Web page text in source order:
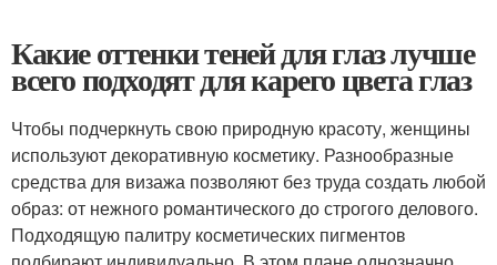
Какие оттенки теней для глаз лучше
всего подходят для карего цвета глаз
Чтобы подчеркнуть свою природную красоту, женщины
используют декоративную косметику. Разнообразные
средства для визажа позволяют без труда создать любой
образ: от нежного романтического до строгого делового.
Подходящую палитру косметических пигментов